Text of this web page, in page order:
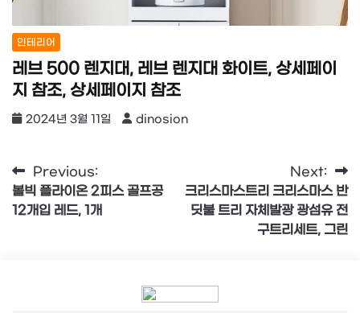
인테리어
레브 500 렌지대, 레브 렌지대 화이트, 상세페이
지 참조, 상세페이지 참조
2024년 3월 11일 dinosion
글
탐
Previous:
볼빅 플라이온 2피스 골프공
12개입 레드, 1개
Next:
크리스마스트리 크리스마스 반
딧불 트리 자체발광 광섬유 전
구트리세트, 그린